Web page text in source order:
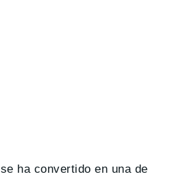
se ha convertido en una de